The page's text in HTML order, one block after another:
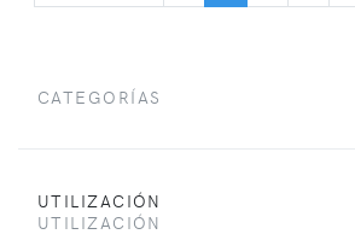
CATEGORÍAS
UTILIZACIÓN
UTILIZACIÓN